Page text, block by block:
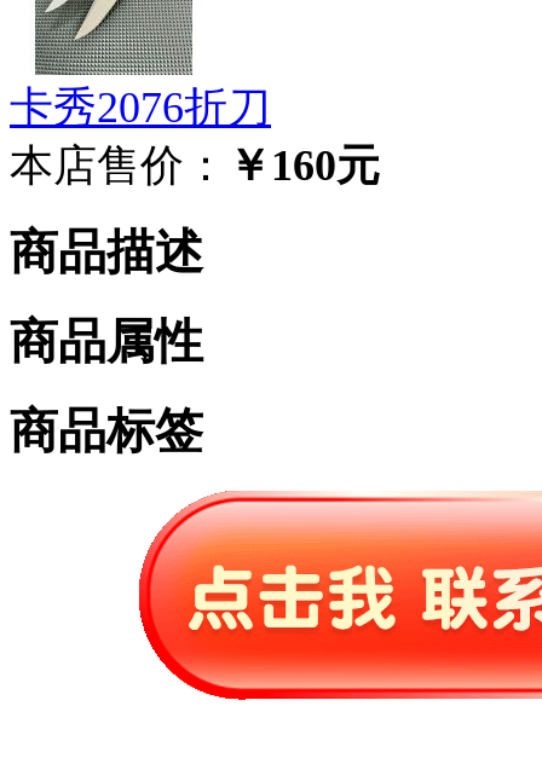
卡秀2076折刀
本店售价： ￥160元
商品描述
商品属性
商品标签